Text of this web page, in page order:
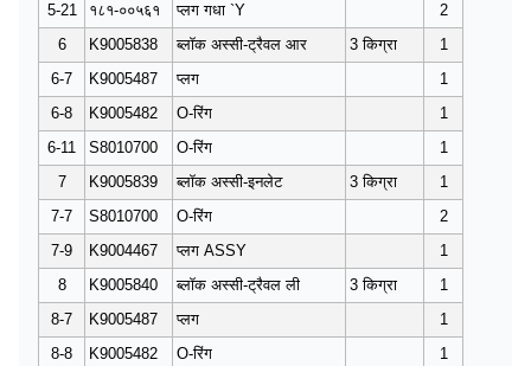
5-21
१८१-००५६१ प्लग गधा `Y
2
6
K9005838 ब्लॉक अस्सी-ट्रैवल आर 3 किग्रा
1
6-7
K9005487 प्लग
1
6-8
K9005482 O-रिंग
1
6-11
S8010700 O-रिंग
1
7
K9005839 ब्लॉक अस्सी-इनलेट 3 किग्रा
1
7-7
S8010700 O-रिंग
2
7-9
K9004467 प्लग ASSY
1
8
K9005840 ब्लॉक अस्सी-ट्रैवल ली 3 किग्रा
1
8-7
K9005487 प्लग
1
8-8
K9005482 O-रिंग
1